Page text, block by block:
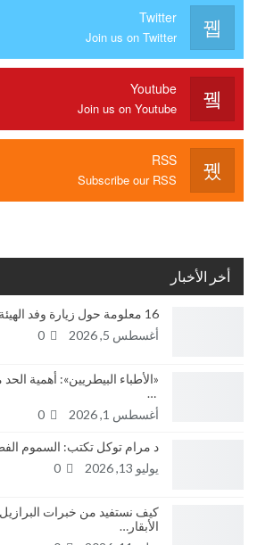
Twitter
Join us on Twitter
Youtube
Join us on Youtube
RSS
Subscribe our RSS
أخر الأخبار
16 معلومة حول زيارة وفد الهيئة العربية للإستثمار…
أغسطس 5, 2026
«الأطباء البيطريين»: أهمية
…
أغسطس 1, 2026
د مرام توكل تكتب: السموم
يوليو 13, 2026
كيف نستفيد من خبرات
الأبقار…